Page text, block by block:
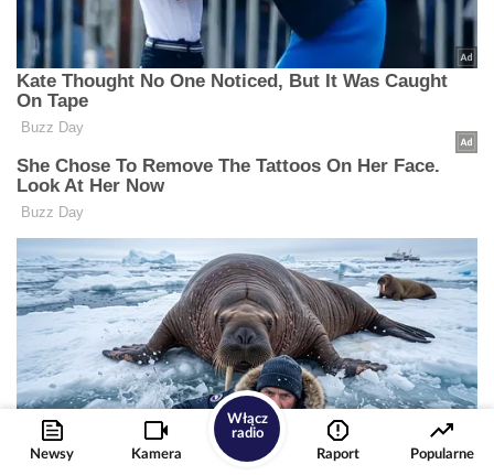
Newsy Kamera
Włącz
radio
Raport
Popularne